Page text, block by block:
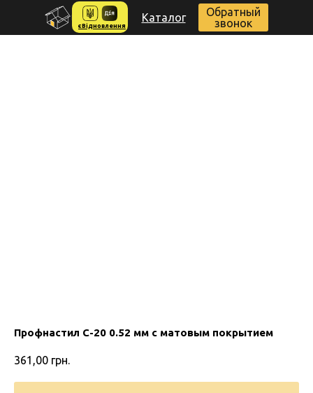
Каталог
Обратный
звонок
єВідновлення
Профнастил С-20 0.52 мм с матовым покрытием
361,00 грн.